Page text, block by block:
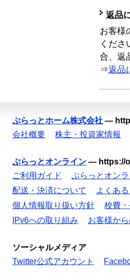
返品
お客様
くださ
合、返
⇒返品
ぷらっとホーム株式会社 —
会社概要
株主・投資家情報
ぷらっとオンライン — https://
ご利用ガイド
ぷらっとオン
配送・決済について
よくあ
個人情報取り扱い方針
校費
IPv6への取り組み
お客様か
ソーシャルメディア
Twitter公式アカウント